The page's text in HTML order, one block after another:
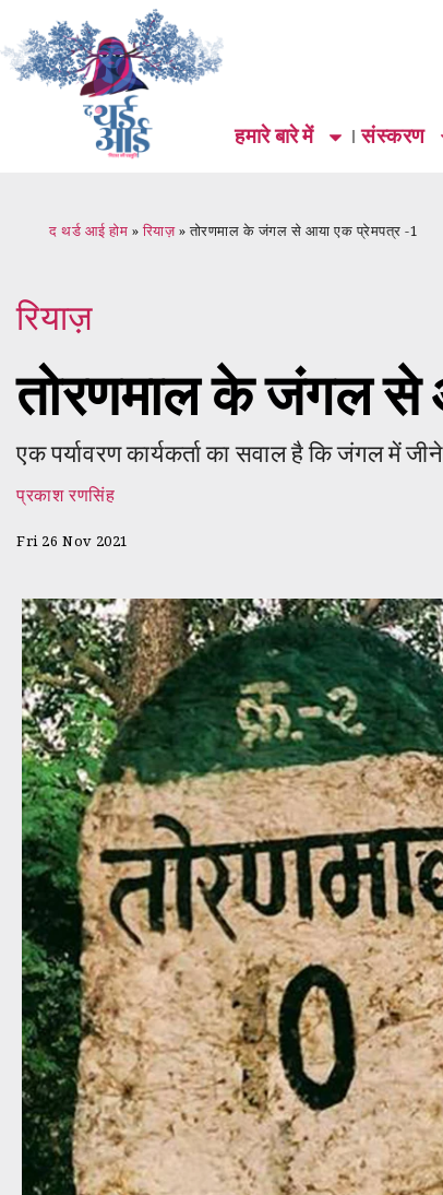
हमारे बारे में संस्करण
द थर्ड आई होम »रियाज़»तोरणमाल के जंगल से आया एक प्रेमपत्र -1
रियाज़
तोरणमाल के जंगल से
एक पर्यावरण कार्यकर्ता का सवाल है कि जंगल में
प्रकाश रणसिंह
Fri 26 Nov 2021